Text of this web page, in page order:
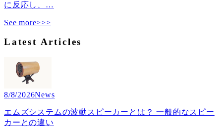
に反応し、 …
See more>>>
Latest Articles
8/8/2026News
エムズシステムの波動スピーカーとは？ 一般的なスピー
カーとの違い